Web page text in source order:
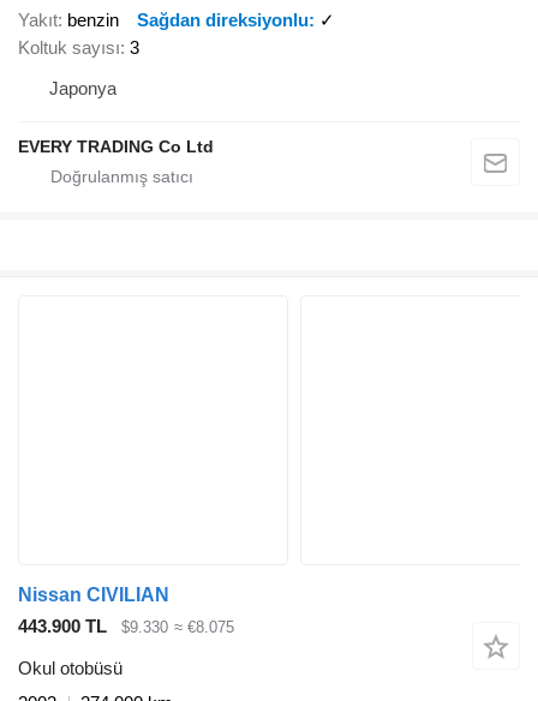
Yakıt benzin Sağdan direksiyonlu
✓
Koltuk sayısı 3
Japonya
EVERY TRADING Co Ltd
Nissan CIVILIAN
443.900 TL
$9.330 ≈ €8.075
Okul otobüsü